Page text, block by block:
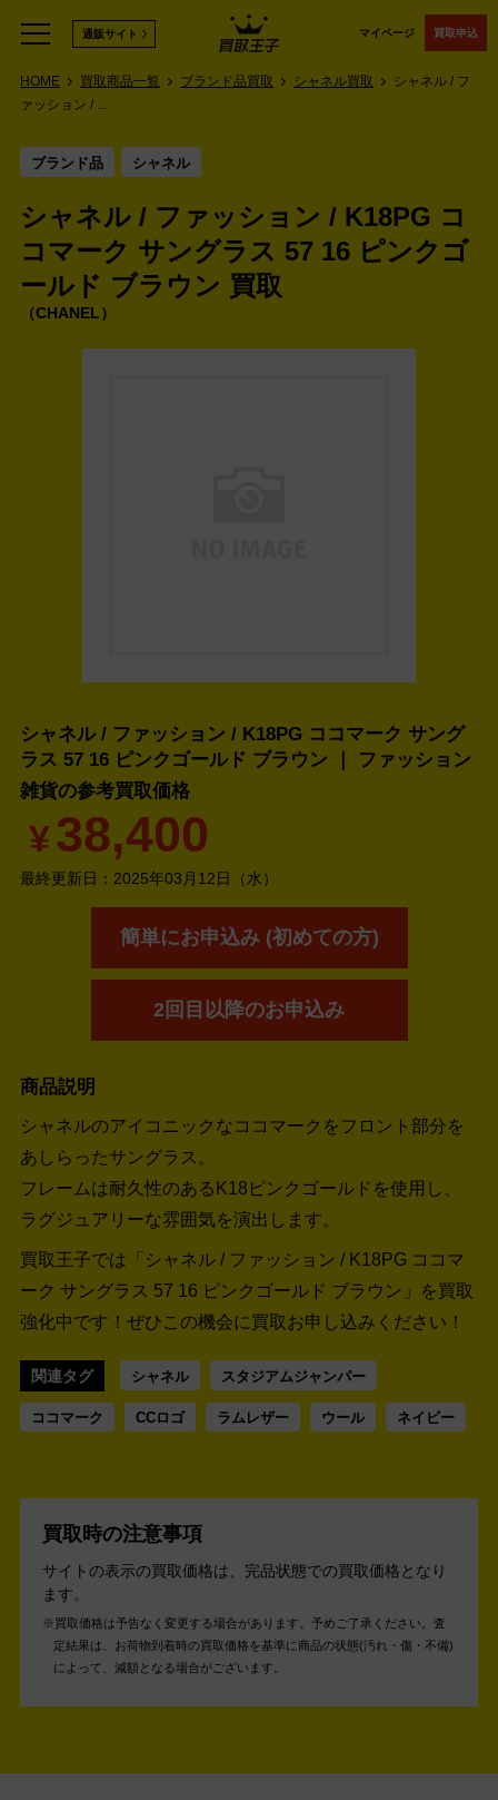
マイページ 買取申込
通販サイト
HOME 買取商品一覧 ブランド品買取 シャネル買取
シャネル / フ
ァッション / ...
ブランド品 シャネル
シャネル / ファッション / K18PG コ
コマーク サングラス 57 16 ピンクゴ
ールド ブラウン 買取
CHANEL
シャネル / ファッション / K18PG ココマーク サング
ラス 57 16 ピンクゴールド ブラウン ｜ ファッション
雑貨の参考買取価格
¥38,400
最終更新日： 2025年03月12日（水）
簡単にお申込み (初めての方)
2回目以降のお申込み
商品説明
シャネルのアイコニックなココマークをフロント部分を
あしらったサングラス。
フレームは耐久性のあるK18ピンクゴールドを使用し、
ラグジュアリーな雰囲気を演出します。
買取王子では「シャネル / ファッション / K18PG ココマ
ーク サングラス 57 16 ピンクゴールド ブラウン」を買取
強化中です！ ぜひこの機会に買取お申し込みください！
関連タグ シャネル スタジアムジャンパー
ココマーク CCロゴ ラムレザー ウール ネイビー
買取時の注意事項
サイトの表示の買取価格は、完品状態での買取価格となり
ます。
買取価格は予告なく変更する場合があります。予めご了承ください。 査
定結果は、お荷物到着時の買取価格を基準に商品の状態(汚れ・傷・不備)
によって、減額となる場合がございます。